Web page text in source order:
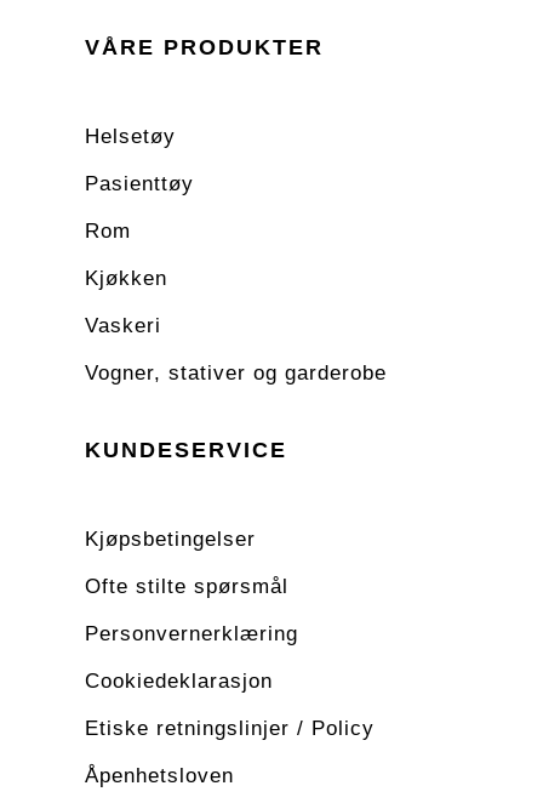
VÅRE PRODUKTER
Helsetøy
Pasienttøy
Rom
Kjøkken
Vaskeri
Vogner, stativer og garderobe
KUNDESERVICE
Kjøpsbetingelser
Ofte stilte spørsmål
Personvernerklæring
Cookiedeklarasjon
Etiske retningslinjer / Policy
Åpenhetsloven